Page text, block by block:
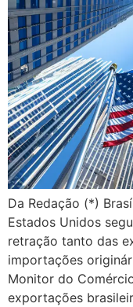
Da Redação (*)
Estados Unidos
retração tanto das
importações
Monitor do
exportações